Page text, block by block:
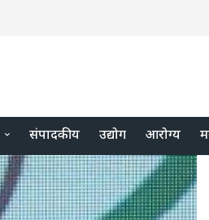
संपादकीय उद्योग आरोग्य